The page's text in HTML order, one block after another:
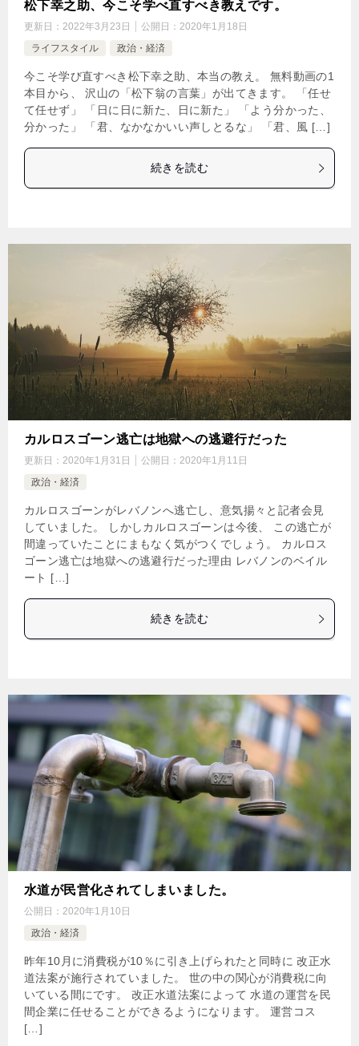
松下幸之助、今こそ学べ直すべき教えです。
更新日： 2022年3月23日 公開日： 2020年1月18日
ライフスタイル
政治・経済
今こそ学び直すべき松下幸之助、本当の教え。 無料動画の1
本目から、 沢山の「松下翁の言葉」が出てきます。 「任せ
て任せず」 「日に日に新た、日に新た」 「よう分かった、
分かった」 「君、なかなかいい声しとるな」 「君、風 […]
続きを読む
カルロスゴーン逃亡は地獄への逃避行だった
更新日： 2020年1月31日 公開日： 2020年1月11日
政治・経済
カルロスゴーンがレバノンへ逃亡し、意気揚々と記者会見
していました。 しかしカルロスゴーンは今後、 この逃亡が
間違っていたことにまもなく気がつくでしょう。 カルロス
ゴーン逃亡は地獄への逃避行だった理由 レバノンのベイル
ート […]
続きを読む
水道が民営化されてしまいました。
公開日： 2020年1月10日
政治・経済
昨年10月に消費税が10％に引き上げられたと同時に 改正水
道法案が施行されていました。 世の中の関心が消費税に向
いている間にです。 改正水道法案によって 水道の運営を民
間企業に任せることができるようになります。 運営コス
[…]